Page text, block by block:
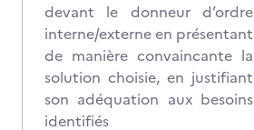
devant le donneur d’ordre
interne/externe en présentant
de manière convaincante la
solution choisie, en justifiant
son adéquation aux besoins
identifiés